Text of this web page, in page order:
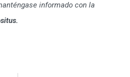
informado con la